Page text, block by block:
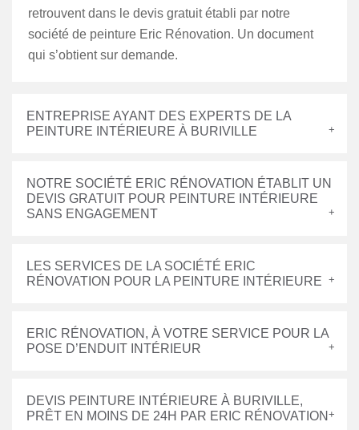
retrouvent dans le devis gratuit établi par notre
société de peinture Eric Rénovation. Un document
qui s’obtient sur demande.
ENTREPRISE AYANT DES EXPERTS DE LA
PEINTURE INTÉRIEURE À BURIVILLE
NOTRE SOCIÉTÉ ERIC RÉNOVATION ÉTABLIT UN
DEVIS GRATUIT POUR PEINTURE INTÉRIEURE
SANS ENGAGEMENT
LES SERVICES DE LA SOCIÉTÉ ERIC
RÉNOVATION POUR LA PEINTURE INTÉRIEURE
ERIC RÉNOVATION, À VOTRE SERVICE POUR LA
POSE D’ENDUIT INTÉRIEUR
DEVIS PEINTURE INTÉRIEURE À BURIVILLE,
PRÊT EN MOINS DE 24H PAR ERIC RÉNOVATION